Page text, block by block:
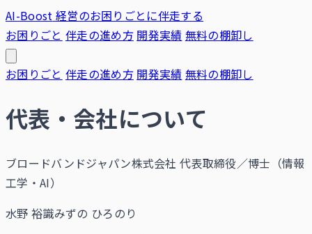
AI-Boost 経営のお困りごとに伴走する
お困りごと 伴走の進め方 開発実績 無料の棚卸し
お困りごと 伴走の進め方 開発実績 無料の棚卸し
代表・会社について
ブロードバンドジャパン株式会社 代表取締役／博士（情報
工学・AI）
水野 裕識みずの ひろのり